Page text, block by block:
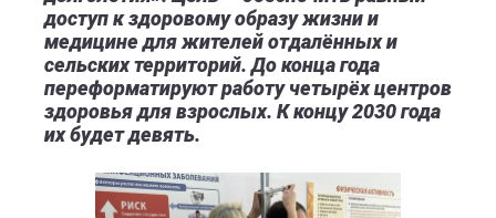
доступ к здоровому образу жизни и
медицине для жителей отдалённых и
сельских территорий. До конца года
переформатируют работу четырёх центров
здоровья для взрослых. К концу 2030 года
их будет девять.